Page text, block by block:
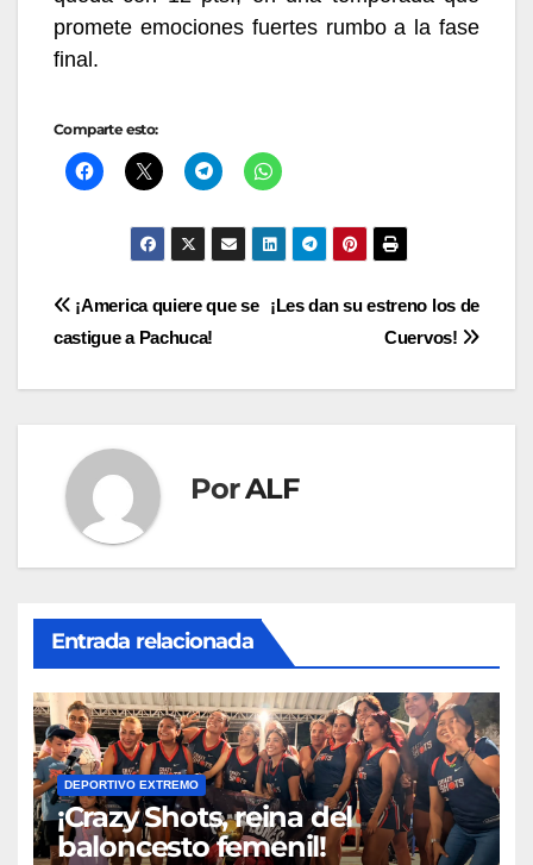
promete emociones fuertes rumbo a la fase
final.
Comparte esto:
Navegación
de
¡Les dan su estreno los de
Cuervos!
¡America quiere que se
castigue a Pachuca!
PorALF
Entrada relacionada
DEPORTIVO EXTREMO
¡Crazy Shots, reina del
baloncesto femenil!